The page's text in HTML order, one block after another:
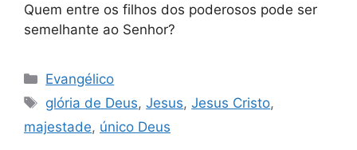
Quem entre os filhos dos poderosos pode ser
semelhante ao Senhor?
Categorias
Evangélico
Tags
glória de Deus,Jesus,Jesus Cristo,
majestade, único Deus